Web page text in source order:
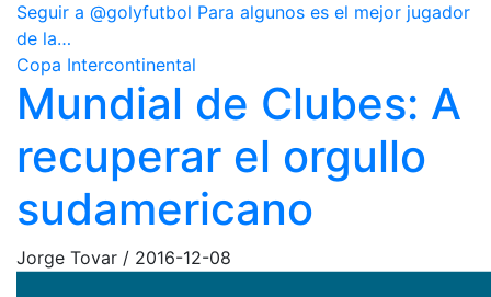
Seguir a @golyfutbol Para algunos es el mejor jugador
de la…
Copa Intercontinental
Mundial de Clubes: A
recuperar el orgullo
sudamericano
Jorge Tovar / 2016-12-08